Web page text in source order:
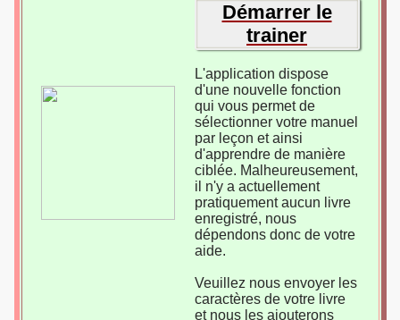
Démarrer le
trainer
L'application dispose
d'une nouvelle fonction
qui vous permet de
sélectionner votre manuel
par leçon et ainsi
d'apprendre de manière
ciblée. Malheureusement,
il n'y a actuellement
pratiquement aucun livre
enregistré, nous
dépendons donc de votre
aide.
Veuillez nous envoyer les
caractères de votre livre
et nous les ajouterons